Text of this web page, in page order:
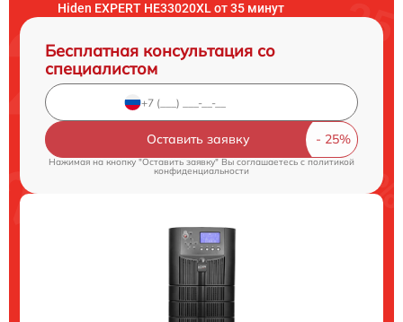
Hiden EXPERT HE33020XL от 35 минут
Бесплатная консультация со
специалистом
Оставить заявку
Нажимая на кнопку "Оставить заявку" Вы соглашаетесь c политикой
конфиденциальности